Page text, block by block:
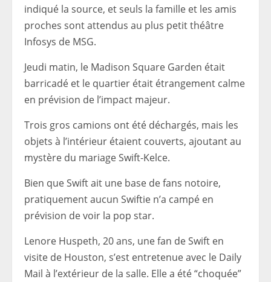
indiqué la source, et seuls la famille et les amis
proches sont attendus au plus petit théâtre
Infosys de MSG.
Jeudi matin, le Madison Square Garden était
barricadé et le quartier était étrangement calme
en prévision de l’impact majeur.
Trois gros camions ont été déchargés, mais les
objets à l’intérieur étaient couverts, ajoutant au
mystère du mariage Swift-Kelce.
Bien que Swift ait une base de fans notoire,
pratiquement aucun Swiftie n’a campé en
prévision de voir la pop star.
Lenore Huspeth, 20 ans, une fan de Swift en
visite de Houston, s’est entretenue avec le Daily
Mail à l’extérieur de la salle. Elle a été “choquée”